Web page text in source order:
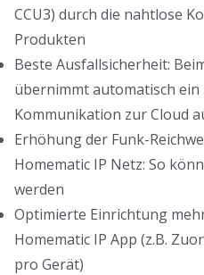
CCU3) durch die nahtlose
Produkten
Beste Ausfallsicherheit:
übernimmt automatisch ein
Kommunikation zur Cloud
Erhöhung der Funk-
Homematic IP Netz: So
werden
Optimierte Einrichtung
Homematic IP App (z.B.
pro Gerät)